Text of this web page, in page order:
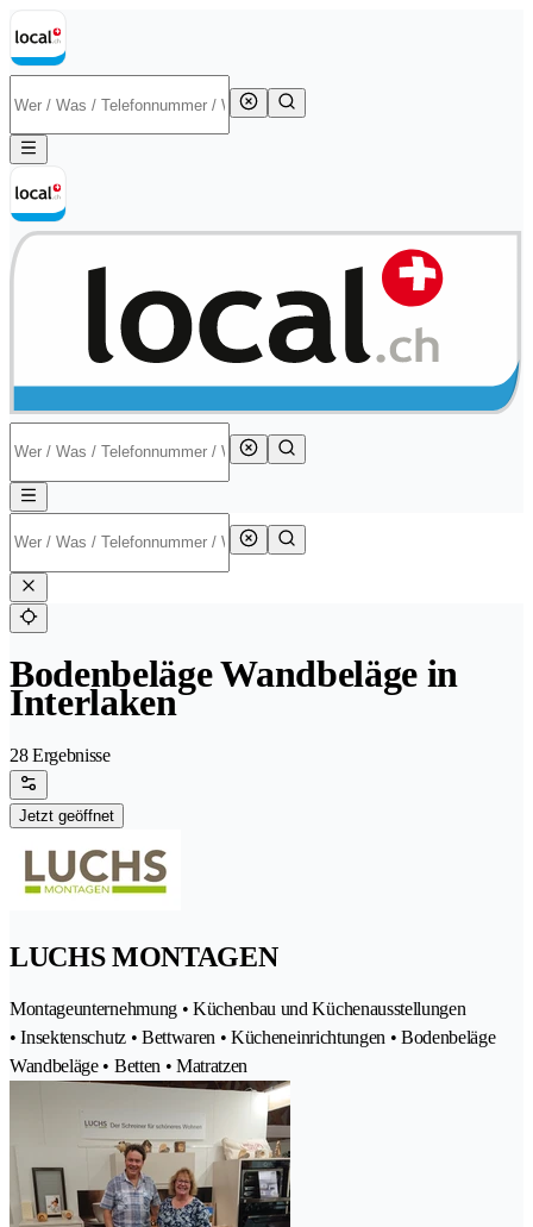
Bodenbeläge Wandbeläge in
Interlaken
28 Ergebnisse
Jetzt geöffnet
LUCHS MONTAGEN
Montageunternehmung • Küchenbau und Küchenausstellungen
• Insektenschutz • Bettwaren • Kücheneinrichtungen • Bodenbeläge
Wandbeläge • Betten • Matratzen